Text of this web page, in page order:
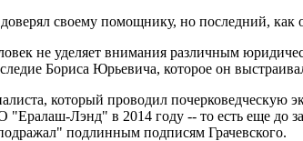
своему помощнику, но последний, как
не уделяет внимания различным
Бориса Юрьевича, которое он
который проводил
"Ералаш-Лэнд" в 2014 году -- то есть еще
подлинным подписям Грачевского.